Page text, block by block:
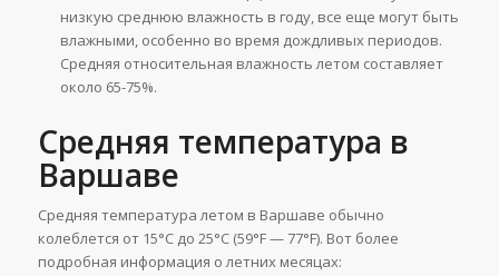
низкую среднюю влажность в году, все еще могут быть
влажными, особенно во время дождливых периодов.
Средняя относительная влажность летом составляет
около 65-75%.
Средняя температура в
Варшаве
Средняя температура летом в Варшаве обычно
колеблется от 15°C до 25°C (59°F — 77°F). Вот более
подробная информация о летних месяцах: